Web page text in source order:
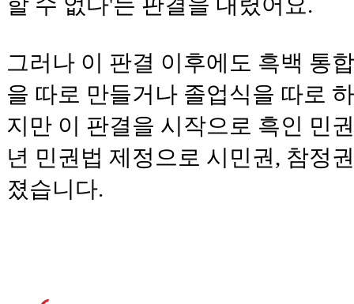
그러나 이 판결 이후에도 흑백 통
을 따로 만들거나 졸업식을 따로
지만 이 판결을 시작으로 흑인 민
년 민권법 제정으로 시민권, 참정
졌습니다.